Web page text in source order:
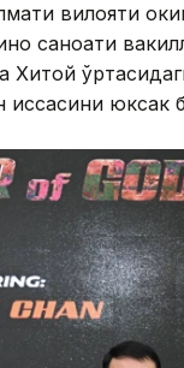
вилояти
саноати
Хитой
юксак